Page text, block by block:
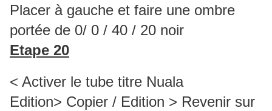
Placer à gauche et faire une ombre
portée de 0/ 0 / 40 / 20 noir
Etape 20
< Activer le tube titre Nuala
Edition> Copier / Edition > Revenir sur